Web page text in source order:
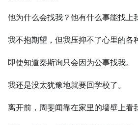
他为什么会找我？他有什么事能找上
我不抱期望，但我压抑不了心里的各
即使知道秦斯询只会因为公事找我。
我还是没太犹豫地就要回学校了。
离开前，周斐闻靠在家里的墙壁上看